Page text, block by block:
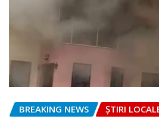
BREAKING NEWS ȘTIRI